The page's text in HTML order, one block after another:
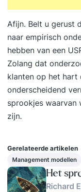
kennis,
positieve
respectvolle
het maximale uit
Afijn. Belt u gerust
naar empirisch
hebben van een
Zolang dat
klanten op het hart
onderscheidend
sprookjes waarvan
zijn.
Gerelateerde artikelen
Management modellen
Het
Richard